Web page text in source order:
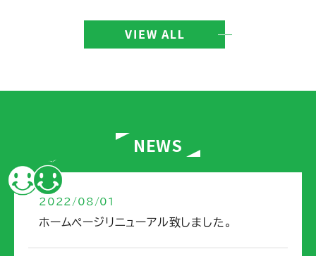
NEWS
2022/08/01
ホームページリニューアル致しました。